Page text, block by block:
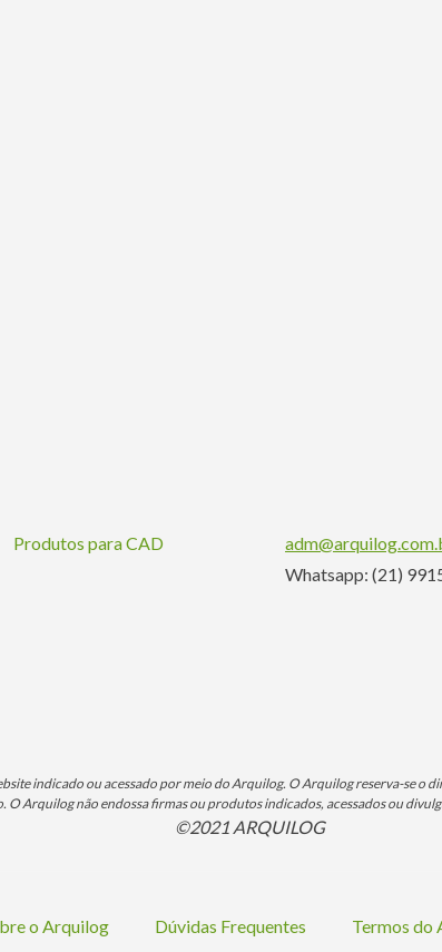
Produtos para CAD
Whatsapp: (21)
indicado ou acessado por meio do Arquilog. O Arquilog reserva-se o
O Arquilog não endossa firmas ou produtos indicados, acessados ou
©2021 ARQUILOG
o Arquilog Dúvidas Frequentes Termos